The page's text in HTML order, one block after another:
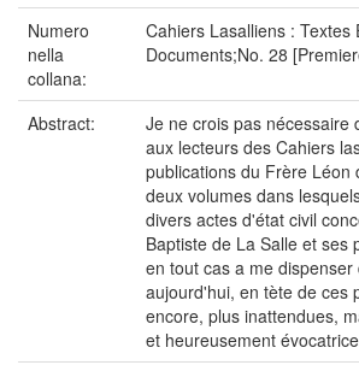
Numero
nella
collana:
Cahiers Lasalliens : Textes
Documents;No. 28
Abstract:
Je ne crois pas nécessaire
aux lecteurs des Cahiers
publications du Frère Léon
deux volumes dans
divers actes d'état civil
Baptiste de La Salle et ses
en tout cas a me dispenser
aujourd'hui, en tète de ces
encore, plus inattendues,
et heureusement